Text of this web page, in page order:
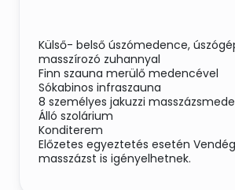
Külső- belső úszómedence,
masszírozó zuhannyal
Finn szauna merülő medencével
Sókabinos infraszauna
8 személyes jakuzzi
Álló szolárium
Konditerem
Előzetes egyeztetés esetén
masszázst is igényelhetnek.